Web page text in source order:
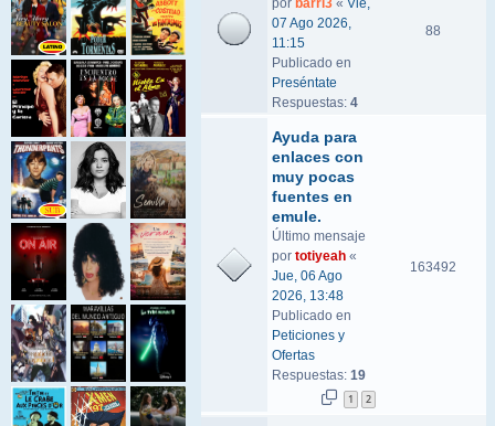
por barri3 « Vie,
07 Ago 2026,
11:15
Publicado en
Preséntate
Respuestas: 4
88
Ayuda para
enlaces con
muy pocas
fuentes en
emule.
Último mensaje
por totiyeah «
Jue, 06 Ago
2026, 13:48
Publicado en
Peticiones y
Ofertas
Respuestas: 19
1 2
163492